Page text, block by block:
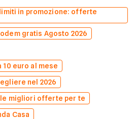
in promozione: offerte
gratis Agosto 2026
euro al mese
nel 2026
migliori offerte per te
Casa